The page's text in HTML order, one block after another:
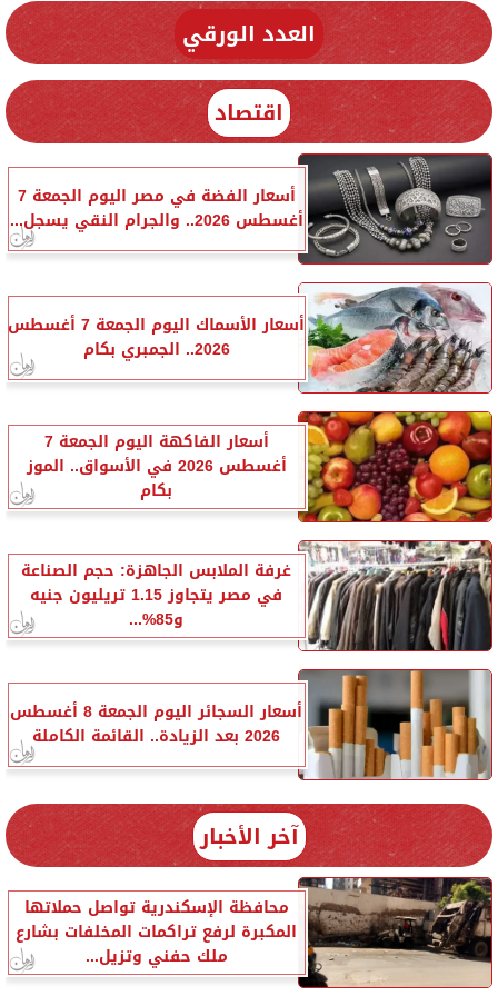
العدد الورقي
اقتصاد
أسعار الفضة في مصر اليوم الجمعة 7
أغسطس 2026.. والجرام النقي يسجل...
أسعار الأسماك اليوم الجمعة 7 أغسطس
2026.. الجمبري بكام
أسعار الفاكهة اليوم الجمعة 7
أغسطس 2026 في الأسواق.. الموز
بكام
غرفة الملابس الجاهزة: حجم الصناعة
في مصر يتجاوز 1.15 تريليون جنيه
و85%...
أسعار السجائر اليوم الجمعة 8 أغسطس
2026 بعد الزيادة.. القائمة الكاملة
آخر الأخبار
محافظة الإسكندرية تواصل حملاتها
المكبرة لرفع تراكمات المخلفات بشارع
ملك حفني وتزيل...